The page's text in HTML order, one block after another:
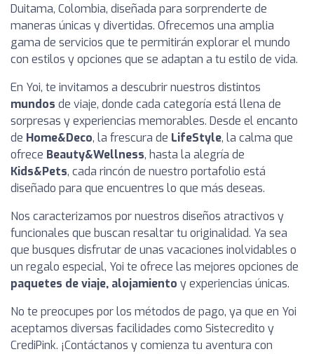
Duitama, Colombia, diseñada para sorprenderte de
maneras únicas y divertidas. Ofrecemos una amplia
gama de servicios que te permitirán explorar el mundo
con estilos y opciones que se adaptan a tu estilo de vida.
En Yoi, te invitamos a descubrir nuestros distintos
mundos de viaje, donde cada categoría está llena de
sorpresas y experiencias memorables. Desde el encanto
de Home&Deco, la frescura de LifeStyle, la calma que
ofrece Beauty&Wellness, hasta la alegría de
Kids&Pets, cada rincón de nuestro portafolio está
diseñado para que encuentres lo que más deseas.
Nos caracterizamos por nuestros diseños atractivos y
funcionales que buscan resaltar tu originalidad. Ya sea
que busques disfrutar de unas vacaciones inolvidables o
un regalo especial, Yoi te ofrece las mejores opciones de
paquetes de viaje, alojamiento y experiencias únicas.
No te preocupes por los métodos de pago, ya que en Yoi
aceptamos diversas facilidades como Sistecredito y
CrediPink. ¡Contáctanos y comienza tu aventura con